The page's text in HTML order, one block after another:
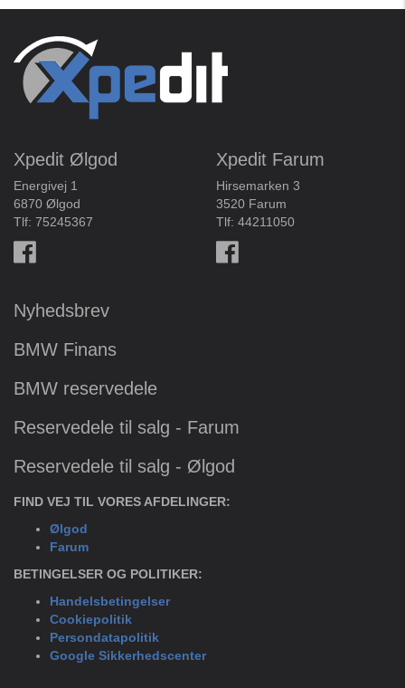
Xpedit Ølgod
Energivej 1
6870 Ølgod
Tlf: 75245367
Xpedit Farum
Hirsemarken 3
3520 Farum
Tlf: 44211050
Nyhedsbrev
BMW Finans
BMW reservedele
Reservedele til salg - Farum
Reservedele til salg - Ølgod
FIND VEJ TIL VORES AFDELINGER:
Ølgod
Farum
BETINGELSER OG POLITIKER:
Handelsbetingelser
Cookiepolitik
Persondatapolitik
Google Sikkerhedscenter